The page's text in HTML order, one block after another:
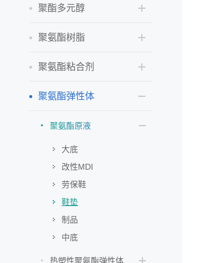
聚酯多元醇
聚氨酯树脂
聚氨酯粘合剂
聚氨酯弹性体
聚氨酯原液
大底
改性MDI
劳保鞋
鞋垫
制品
中底
热塑性聚氨酯弹性体